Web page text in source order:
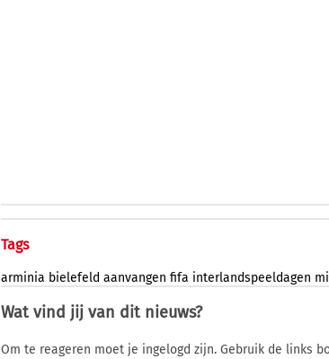
Tags
arminia bielefeld aanvangen fifa interlandspeeldagen
Wat vind jij van dit nieuws?
Om te reageren moet je ingelogd zijn. Gebruik de links